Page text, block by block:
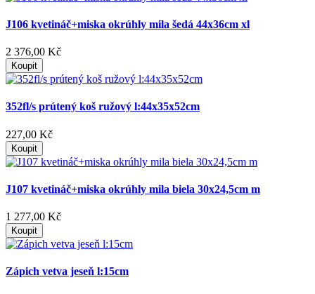
J106 kvetináč+miska okrúhly mila šedá 44x36cm xl
2 376,00 Kč
Koupit
352fl/s prútený koš ružový l:44x35x52cm
227,00 Kč
Koupit
J107 kvetináč+miska okrúhly mila biela 30x24,5cm m
1 277,00 Kč
Koupit
Zápich vetva jeseň l:15cm